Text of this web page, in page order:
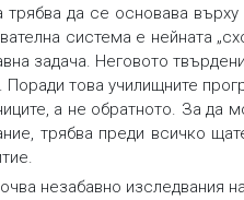
да се основава
система е нейната
задача. Неговото
това училищните
а не обратното. За да
трябва преди всичко
незабавно изследвания